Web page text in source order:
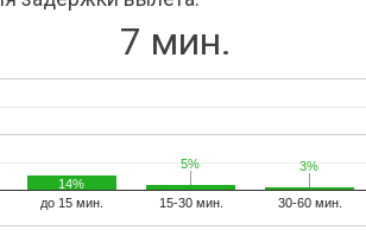
7 мин.
до 15 мин. 15-30 мин. 30-60 мин.
14%
5%
5% 3%
3%